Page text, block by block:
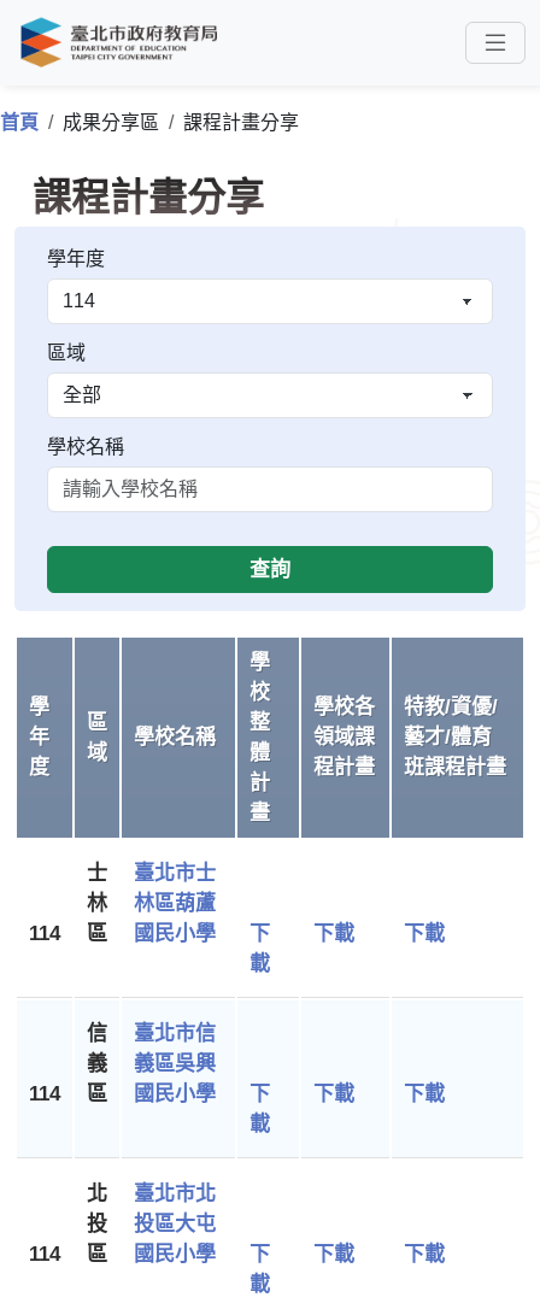
首頁 成果分享區 課程計畫分享
課程計畫分享
學年度
區域
學校名稱
查詢
學
年
度
區
域
學校名稱
學
校
整
體
計
畫
學校各
領域課
程計畫
特教/資優/
藝才/體育
班課程計畫
114
士
林
區
臺北市士
林區葫蘆
國民小學
下
載
下載 下載
114
信
義
區
臺北市信
義區吳興
國民小學
下
載
下載 下載
114
北
投
區
臺北市北
投區大屯
國民小學
下
載
下載 下載